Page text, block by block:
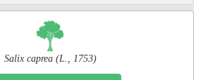
Pro
Salix caprea (L., 1753)